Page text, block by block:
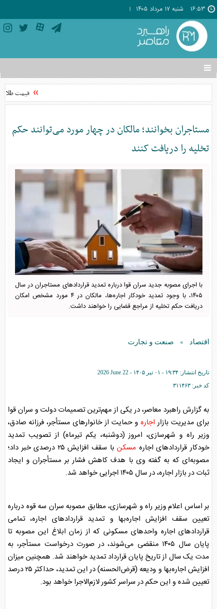
۱۶:۵۳ شنبه ۱۷ مرداد ۱۴۰۵
تغییر
وضعیت
منوی
ها
قیمت طلا امروز شنبه ۱۷
مستاجران بخوانند؛ مالکان در چهار مورد می‌توانند حکم
تخلیه را دریافت کنند
با اجرای مصوبه جدید سران قوا درباره تمدید قرارداد‌های مستاجران در سال
۱۴۰۵، با وجود تمدید خودکار اجاره‌ها، مالکان در ۴ مورد مشخص امکان
دریافت حکم تخلیه از مراجع قضایی را خواهند داشت.
اقتصاد » صنعت و تجارت
تاریخ انتشار: ۱۹:۳۴ - ۰۱ تير ۱۴۰۵ -
2026 June 22
کد خبر: ۳۱۱۴۶۳
به گزارش راهبرد معاصر، در یکی از مهم‌ترین تصمیمات دولت و سران قوا
برای مدیریت بازار اجاره و حمایت از خانوار‌های مستأجر، فرزانه صادق،
وزیر راه و شهرسازی، امروز (دوشنبه، یکم تیرماه) از تصویب تمدید
خودکار قرارداد‌های اجاره مسکن
با سقف افزایش ۲۵ درصدی خبر داد؛
مصوبه‌ای که به گفته وی با هدف کاهش فشار بر مستأجران و ایجاد
ثبات در بازار اجاره، در سال ۱۴۰۵ اجرایی خواهد شد.
بر اساس اعلام وزیر راه و شهرسازی، مطابق مصوبه سران سه قوه درباره
تعیین سقف افزایش اجاره‌بها و تمدید قرارداد‌های اجاره، تمامی
قرارداد‌های اجاره واحد‌های مسکونی که از زمان ابلاغ این مصوبه تا
پایان سال ۱۴۰۵ منقضی می‌شوند، در صورت درخواست مستأجر، به
مدت یک سال از تاریخ پایان قرارداد تمدید خواهند شد. همچنین میزان
افزایش اجاره
‌بها و ودیعه (قرض‌الحسنه) در این تمدید، حداکثر ۲۵ درصد
تعیین شده و این حکم در سراسر کشور لازم‌الاجرا خواهد بود.